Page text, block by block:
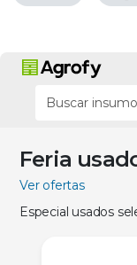
Feria
Ver ofertas
Especial usados